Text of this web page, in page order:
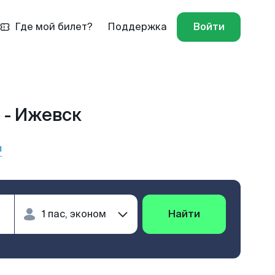
Где мой билет? Поддержка Войти
- Ижевск
Найти